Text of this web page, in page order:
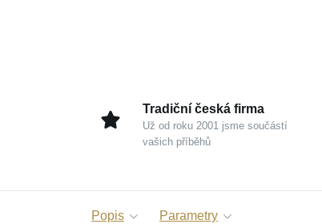
Tradiční česká firma
Už od roku 2001 jsme součástí
vašich příběhů
Popis Parametry